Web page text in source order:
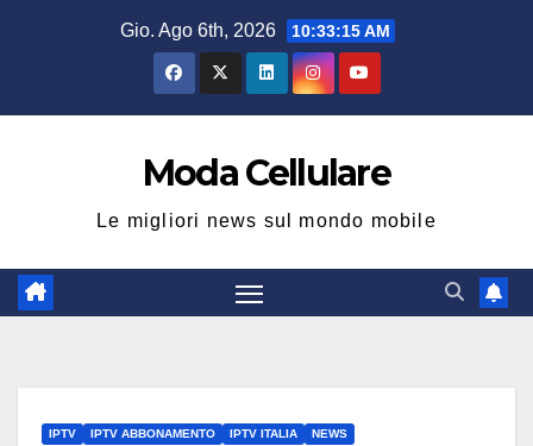
Gio. Ago 6th, 2026 10:33:15 AM
Moda Cellulare
Le migliori news sul mondo mobile
IPTV IPTV ABBONAMENTO IPTV ITALIA NEWS